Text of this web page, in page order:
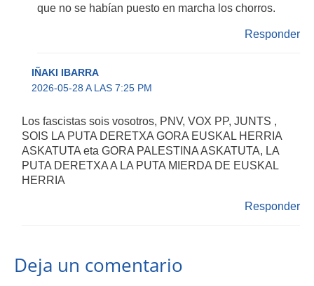
que no se habían puesto en marcha los chorros.
Responder
IÑAKI IBARRA
2026-05-28 A LAS 7:25 PM
Los fascistas sois vosotros, PNV, VOX PP, JUNTS ,
SOIS LA PUTA DERETXA GORA EUSKAL HERRIA
ASKATUTA eta GORA PALESTINA ASKATUTA, LA
PUTA DERETXA A LA PUTA MIERDA DE EUSKAL
HERRIA
Responder
Deja un comentario